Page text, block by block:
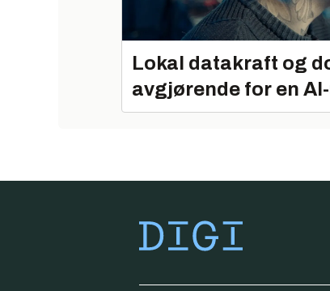
Lokal datakraft og
avgjørende for en